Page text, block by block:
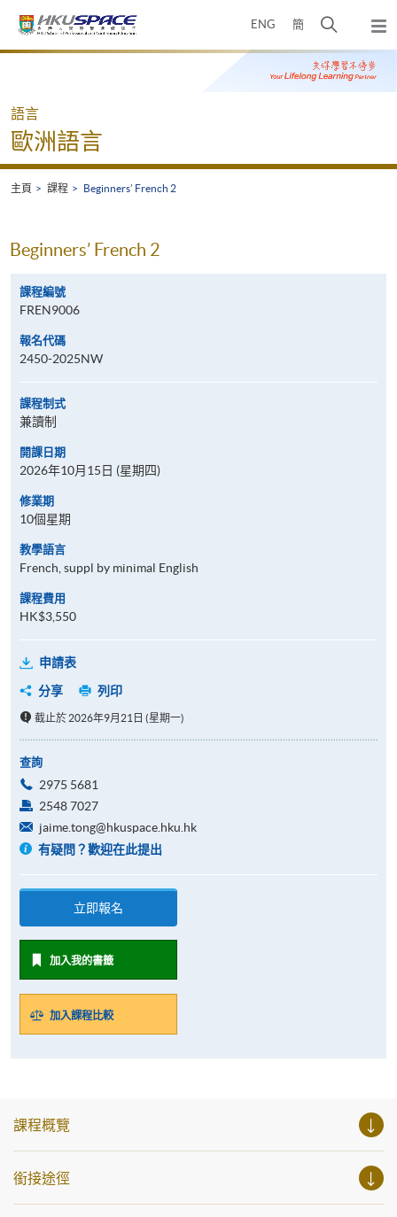
ENG 簡
開
搜
尋
彈
出
主
Main
語言
歐洲語言
主頁 課程 Beginners’ French 2
Beginners’ French 2
課程編號
FREN9006
報名代碼
2450-2025NW
課程制式
兼讀制
開課日期
2026年10月15日 (星期四)
修業期
10個星期
教學語言
French, suppl by minimal English
課程費用
HK$3,550
申請表
分享
列印
截止於 2026年9月21日 (星期一)
查詢
2975 5681
2548 7027
jaime.tong@hkuspace.hku.hk
有疑問？歡迎在此提出
立即報名
加入我的書籤
加入課程比較
課程概覽
銜接途徑